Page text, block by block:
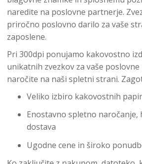
naredite na poslovne partnerje.
priročno poslovno darilo za vaše
zaposlene.
Pri 300dpi ponujamo kakovostno
unikatnih zvezkov za vaše
naročite na naši spletni strani.
Veliko izbiro kakovostnih
Enostavno spletno
dostava
Ugodne cene in široko